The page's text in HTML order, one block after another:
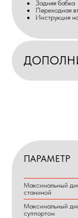
Задняя бабка
Переходная
Инструкция
ПАРАМЕТР
Максимальный
станиной
Максимальный
суппортом